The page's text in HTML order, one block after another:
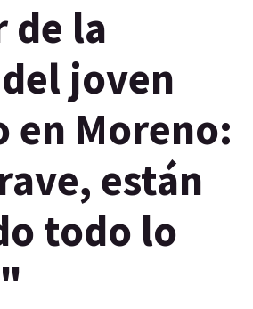
de la
joven
en Moreno:
están
todo lo